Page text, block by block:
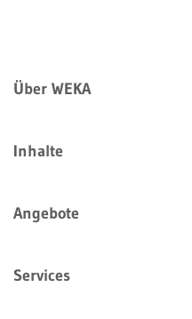
Über WEKA
Inhalte
Angebote
Services